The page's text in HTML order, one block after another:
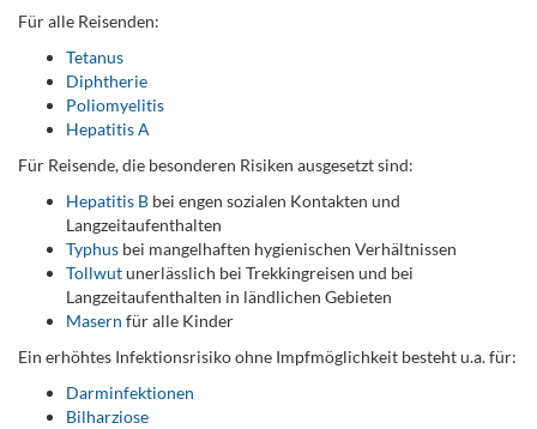
Für alle Reisenden:
Tetanus
Diphtherie
Poliomyelitis
Hepatitis A
Für Reisende, die besonderen Risiken ausgesetzt sind:
Hepatitis B bei engen sozialen Kontakten und
Langzeitaufenthalten
Typhus bei mangelhaften hygienischen Verhältnissen
Tollwutunerlässlich bei Trekkingreisen und bei
Langzeitaufenthalten in ländlichen Gebieten
Masern für alle Kinder
Ein erhöhtes Infektionsrisiko ohne Impfmöglichkeit besteht u.a. für:
Darminfektionen
Bilharziose